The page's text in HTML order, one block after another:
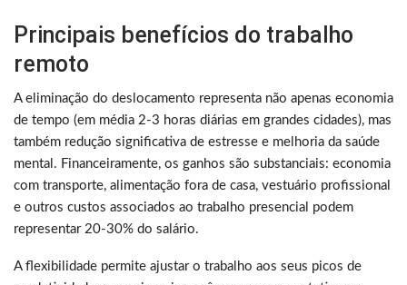
Principais benefícios do trabalho
remoto
A eliminação do deslocamento representa não apenas economia
de tempo (em média 2-3 horas diárias em grandes cidades), mas
também redução significativa de estresse e melhoria da saúde
mental. Financeiramente, os ganhos são substanciais: economia
com transporte, alimentação fora de casa, vestuário profissional
e outros custos associados ao trabalho presencial podem
representar 20-30% do salário.
A flexibilidade permite ajustar o trabalho aos seus picos de